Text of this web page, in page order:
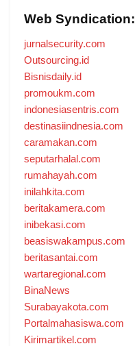
Web Syndication:
jurnalsecurity.com
Outsourcing.id
Bisnisdaily.id
promoukm.com
indonesiasentris.com
destinasiindnesia.com
caramakan.com
seputarhalal.com
rumahayah.com
inilahkita.com
beritakamera.com
inibekasi.com
beasiswakampus.com
beritasantai.com
wartaregional.com
BinaNews
Surabayakota.com
Portalmahasiswa.com
Kirimartikel.com